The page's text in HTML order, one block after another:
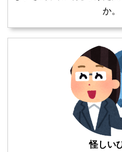
か。
怪しい